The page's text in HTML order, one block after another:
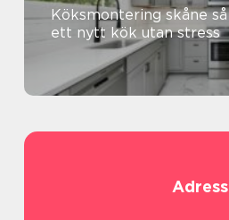
Köksmontering skåne så lyckas du med
ett nytt kök utan stress
Adress